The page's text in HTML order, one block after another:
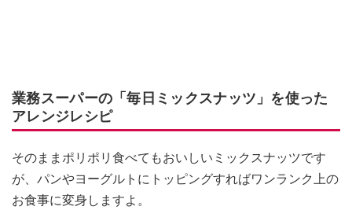
業務スーパーの「毎日ミックスナッツ」を使った
アレンジレシピ
そのままポリポリ食べてもおいしいミックスナッツです
が、パンやヨーグルトにトッピングすればワンランク上の
お食事に変身しますよ。